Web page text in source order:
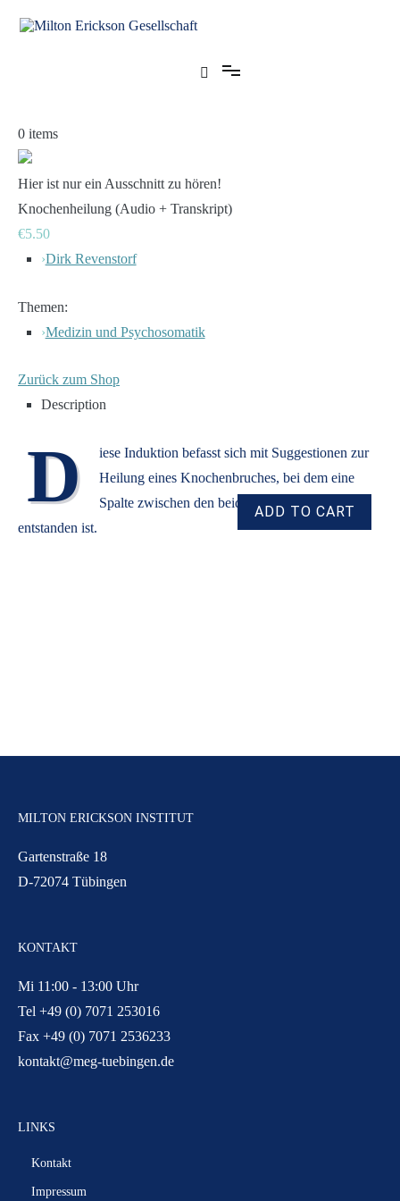
Inhalt
0 items
Hier ist nur ein Ausschnitt zu hören!
Knochenheilung (Audio + Transkript)
€5.50
›Dirk Revenstorf
Themen:
›Medizin und Psychosomatik
Zurück zum Shop
Description
D
iese Induktion befasst sich mit Suggestionen zur
Heilung eines Knochenbruches, bei dem eine
Spalte zwischen den beiden Bruchstücken
entstanden ist.
MILTON ERICKSON INSTITUT
Gartenstraße 18
D-72074 Tübingen
KONTAKT
Mi 11:00 - 13:00 Uhr
Tel +49 (0) 7071 253016
Fax +49 (0) 7071 2536233
kontakt@meg-tuebingen.de
LINKS
Kontakt
Impressum